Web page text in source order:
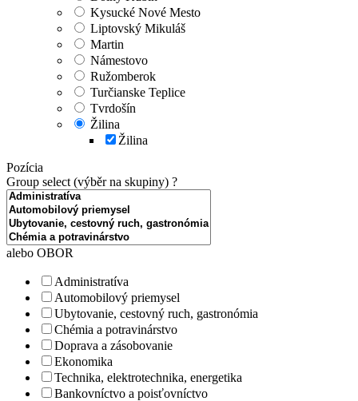
Kysucké Nové Mesto
Liptovský Mikuláš
Martin
Námestovo
Ružomberok
Turčianske Teplice
Tvrdošín
Žilina
Žilina
Pozícia
Group select (výběr na skupiny) ?
alebo OBOR
Administratíva
Automobilový priemysel
Ubytovanie, cestovný ruch, gastronómia
Chémia a potravinárstvo
Doprava a zásobovanie
Ekonomika
Technika, elektrotechnika, energetika
Bankovníctvo a poisťovníctvo